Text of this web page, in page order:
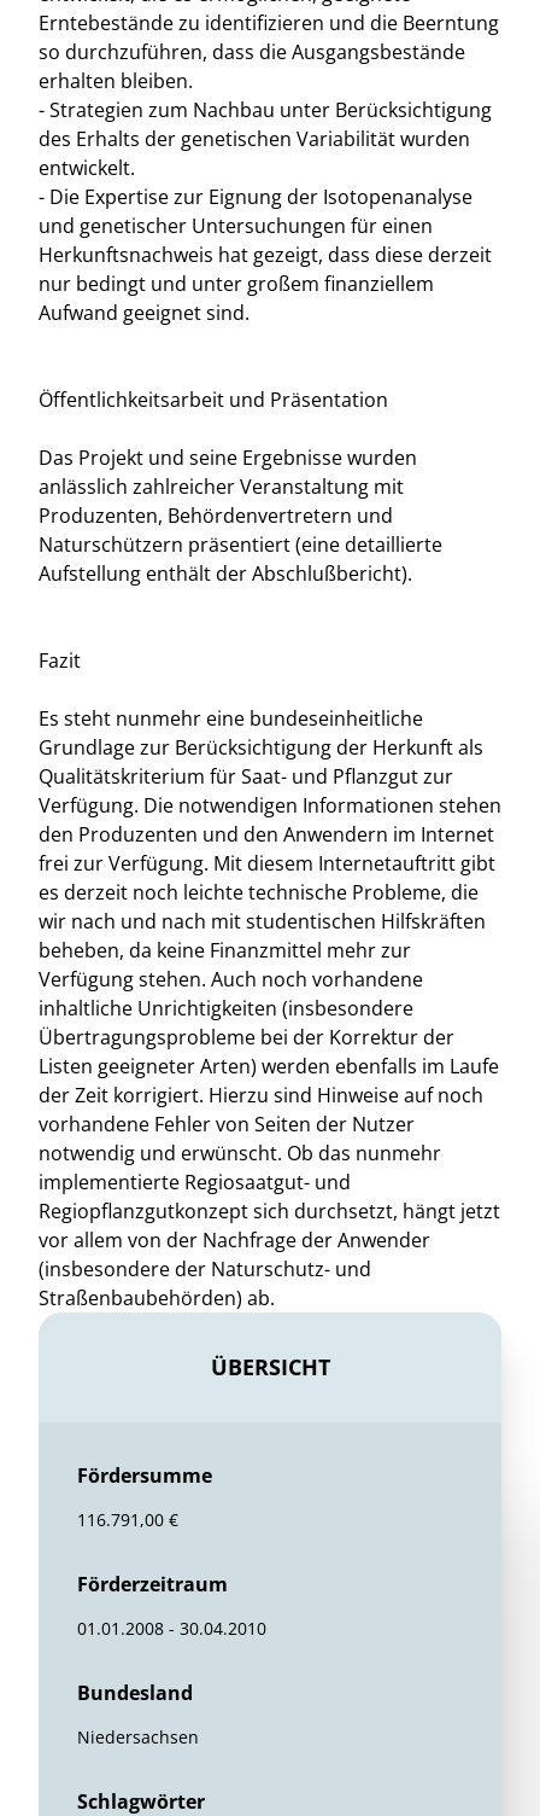
Erntebestände zu identifizieren und die Beerntung
so durchzuführen, dass die Ausgangsbestände
erhalten bleiben.
- Strategien zum Nachbau unter Berücksichtigung
des Erhalts der genetischen Variabilität wurden
entwickelt.
- Die Expertise zur Eignung der Isotopenanalyse
und genetischer Untersuchungen für einen
Herkunftsnachweis hat gezeigt, dass diese derzeit
nur bedingt und unter großem finanziellem
Aufwand geeignet sind.
Öffentlichkeitsarbeit und Präsentation
Das Projekt und seine Ergebnisse wurden
anlässlich zahlreicher Veranstaltung mit
Produzenten, Behördenvertretern und
Naturschützern präsentiert (eine detaillierte
Aufstellung enthält der Abschlußbericht).
Fazit
Es steht nunmehr eine bundeseinheitliche
Grundlage zur Berücksichtigung der Herkunft als
Qualitätskriterium für Saat- und Pflanzgut zur
Verfügung. Die notwendigen Informationen stehen
den Produzenten und den Anwendern im Internet
frei zur Verfügung. Mit diesem Internetauftritt gibt
es derzeit noch leichte technische Probleme, die
wir nach und nach mit studentischen Hilfskräften
beheben, da keine Finanzmittel mehr zur
Verfügung stehen. Auch noch vorhandene
inhaltliche Unrichtigkeiten (insbesondere
Übertragungsprobleme bei der Korrektur der
Listen geeigneter Arten) werden ebenfalls im Laufe
der Zeit korrigiert. Hierzu sind Hinweise auf noch
vorhandene Fehler von Seiten der Nutzer
notwendig und erwünscht. Ob das nunmehr
implementierte Regiosaatgut- und
Regiopflanzgutkonzept sich durchsetzt, hängt jetzt
vor allem von der Nachfrage der Anwender
(insbesondere der Naturschutz- und
Straßenbaubehörden) ab.
ÜBERSICHT
Fördersumme
116.791,00 €
Förderzeitraum
01.01.2008 - 30.04.2010
Bundesland
Niedersachsen
Schlagwörter